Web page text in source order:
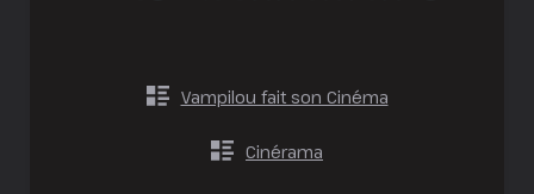
Vampilou fait son Cinéma
Cinérama